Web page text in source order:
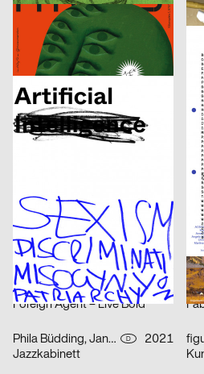
Human Parasite
DIA Studio
2021
Optimo – Antique Legacy
Artificial Sexism
Adele Stroh D
Frauen der Wiener Werkstätte
Claudiabasel Grafik & Interaktion CH
2021
S AM Accsess for all
Balmer Hählen CH
2021
Foreign Agent – Live Bold
Phila Büdding, Jana Rzehak D
2021
Jazzkabinett